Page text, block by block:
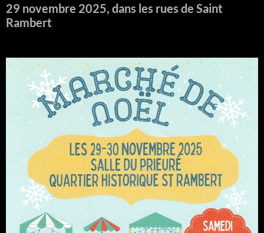
29 novembre 2025, dans les rues de Saint
Rambert